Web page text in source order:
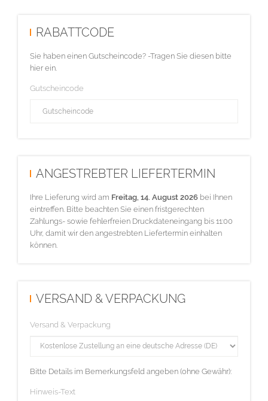
RABATTCODE
Sie haben einen Gutscheincode? -Tragen Sie diesen bitte
hier ein.
Gutscheincode
ANGESTREBTER LIEFERTERMIN
Ihre Lieferung wird am Freitag, 14. August 2026 bei Ihnen
eintreffen. Bitte beachten Sie einen fristgerechten
Zahlungs- sowie fehlerfreien Druckdateneingang bis 11:00
Uhr, damit wir den angestrebten Liefertermin einhalten
können.
VERSAND & VERPACKUNG
Versand & Verpackung
Bitte Details im Bemerkungsfeld angeben (ohne Gewähr):
Hinweis-Text